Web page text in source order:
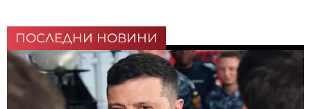
ПОСЛЕДНИ НОВИНИ